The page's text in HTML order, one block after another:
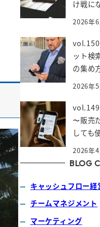
け戦に
2026年
vol.150
ット検
の集め
2026年
vol.149
〜販売
しても
2026年
BLOG
キャッシュフロー経
チームマネジメント
マーケティング